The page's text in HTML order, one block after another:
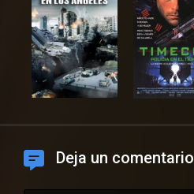
Deja un comentario